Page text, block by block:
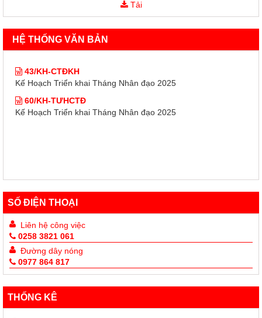
Tải
HỆ THỐNG VĂN BẢN
60/KH-TƯHCTĐ
Kế Hoạch Triển khai Tháng Nhân đạo 2025
43/KH-CTĐKH
Kế Hoạch Triển khai Tháng Nhân đạo 2025
60/KH-TƯHCTĐ
Kế Hoạch Triển khai Tháng Nhân đạo 2025
SỐ ĐIỆN THOẠI
Liên hệ công việc
0258 3821 061
Đường dây nóng
0977 864 817
THỐNG KÊ